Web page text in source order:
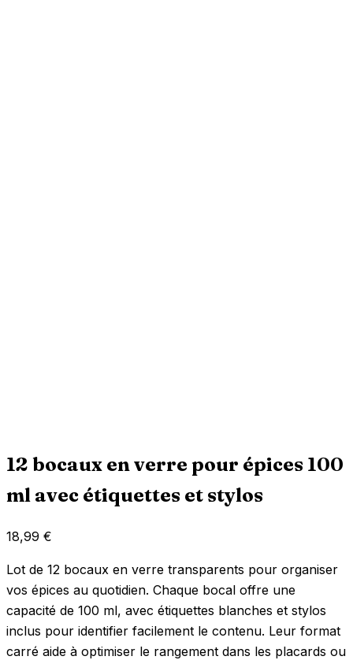
12 bocaux en verre pour épices 100
ml avec étiquettes et stylos
18,99 €
Lot de 12 bocaux en verre transparents pour organiser
vos épices au quotidien. Chaque bocal offre une
capacité de 100 ml, avec étiquettes blanches et stylos
inclus pour identifier facilement le contenu. Leur format
carré aide à optimiser le rangement dans les placards ou